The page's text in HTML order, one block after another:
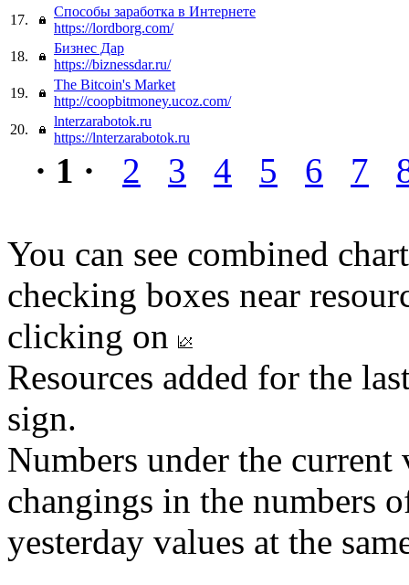
17.
Способы заработка в Интернете
https://lordborg.com/
18.
Бизнес Дар
https://biznessdar.ru/
19.
The Bitcoin's Market
http://coopbitmoney.ucoz.com/
20.
lnterzarabotok.ru
https://lnterzarabotok.ru
· 1 · 2 3 4 5 6 7
You can see combined
checking boxes near
clicking on
Resources added for the
sign.
Numbers under the
changings in the numbers
yesterday values at the